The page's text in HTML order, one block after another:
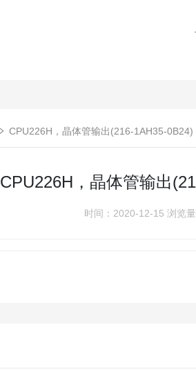
CPU226H，晶体管输出(216-1AH35-0B24)
CPU226H，晶体管输出
时间：2020-12-15 浏览